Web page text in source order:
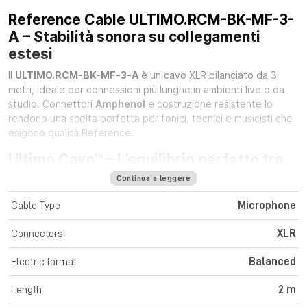
Reference Cable ULTIMO.RCM-BK-MF-3-
A – Stabilità sonora su collegamenti
estesi
Il ULTIMO.RCM-BK-MF-3-A è un cavo XLR bilanciato da 3
metri, ideale per connessioni più lunghe in ambienti live o da
studio. Connettori Amphenol e costruzione resistente lo
rendono una scelta perfetta per fonici, tecnici e musicisti che
esigono qualità Reference.
qualità e praticità
limpido e prestazioni costanti anche dopo uso prolungato. Fa
Reference anche a chi ha un budget limitato.
Specifiche tecniche
Serie: Ultimo Cavo
Continua a leggere
Cable Type Microphone
Connectors XLR
Electric format Balanced
Length 2 m